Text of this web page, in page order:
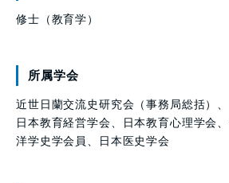
修士（教育学）
所属学会
近世日蘭交流史研究会（事務局総括）
日本教育経営学会、日本教育心理学会
洋学史学会員、日本医史学会